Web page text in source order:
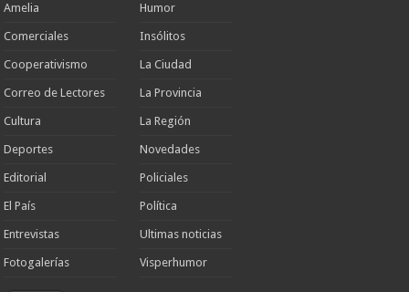
Amelia
Comerciales
Cooperativismo
Correo de Lectores
Cultura
Deportes
Editorial
El País
Entrevistas
Fotogalerías
Humor
Insólitos
La Ciudad
La Provincia
La Región
Novedades
Policiales
Política
Ultimas noticias
Visperhumor